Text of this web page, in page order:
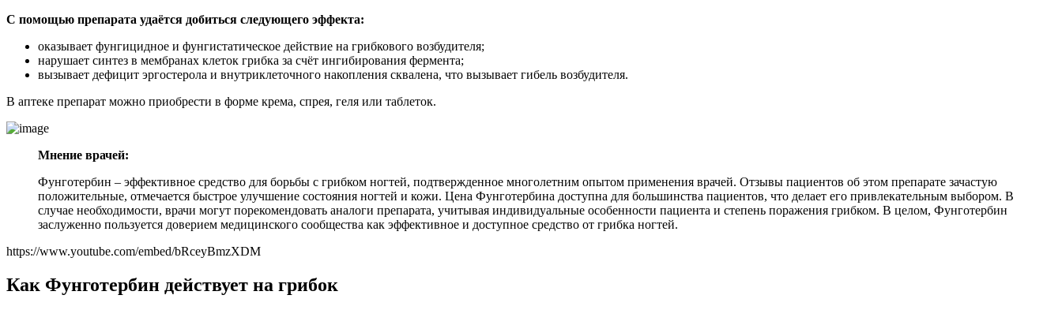
С помощью препарата удаётся добиться следующего эффекта:
оказывает фунгицидное и фунгистатическое действие на грибкового возбудителя;
нарушает синтез в мембранах клеток грибка за счёт ингибирования фермента;
вызывает дефицит эргостерола и внутриклеточного накопления сквалена, что вызывает гибель возбудителя.
В аптеке препарат можно приобрести в форме крема, спрея, геля или таблеток.
Мнение врачей:
Фунготербин – эффективное средство для борьбы с грибком ногтей, подтвержденное многолетним опытом применения врачей. Отзывы пациентов об этом препарате зачастую
положительные, отмечается быстрое улучшение состояния ногтей и кожи. Цена Фунготербина доступна для большинства пациентов, что делает его привлекательным выбором. В
случае необходимости, врачи могут порекомендовать аналоги препарата, учитывая индивидуальные особенности пациента и степень поражения грибком. В целом, Фунготербин
заслуженно пользуется доверием медицинского сообщества как эффективное и доступное средство от грибка ногтей.
https://www.youtube.com/embed/bRceyBmzXDM
Как Фунготербин действует на грибок